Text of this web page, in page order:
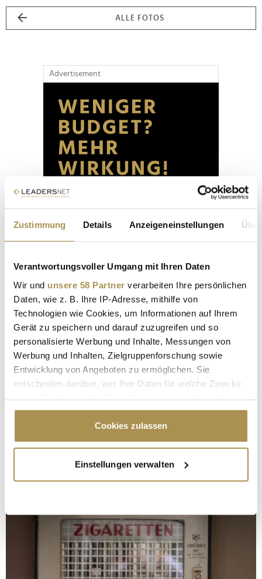
Zustimmung Details Anzeigeneinstellungen
Verantwortungsvoller Umgang mit Ihren Daten
Wir und unsere 58 Partner verarbeiten Ihre persönlichen
Daten, wie z. B. Ihre IP-Adresse, mithilfe von
Technologien wie Cookies, um Informationen auf Ihrem
Gerät zu speichern und darauf zuzugreifen und so
personalisierte Werbung und Inhalte, Messungen von
Werbung und Inhalten, Zielgruppenforschung sowie
Entwicklung von Angeboten zu ermöglichen. Sie
entscheiden darüber, wer Ihre Daten für welche Zwecke
Cookie-Erklärung oder durch Klicken auf das Privacy
Trigger Symbol ändern oder widerrufen
Informationen über Ihre geografische Lage
erfassen, welche bis auf einige Meter genau sein
bestimmten Merkmalen (Fingerprinting) identifizieren
Erfahren Sie mehr darüber, wie Ihre persönlichen Daten
verarbeitet werden, und legen Sie Ihre Präferenzen im
Abschnitt Einzelheitenfest.
Cookies zulassen
Einstellungen verwalten
ALLE FOTOS
Advertisement